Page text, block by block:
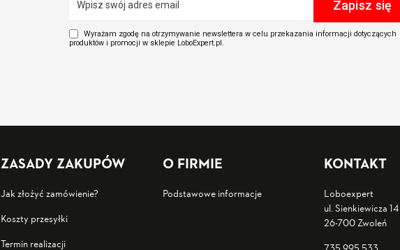
Wyrażam zgodę na otrzymywanie newslettera w celu przekazania informacji dotyczących
produktów i promocji w sklepie LoboExpert.pl.
ZASADY ZAKUPÓW
Jak złożyć zamówienie?
Koszty przesyłki
Termin realizacji
O FIRMIE
Podstawowe informacje
KONTAKT
Loboexpert
ul. Sienkiewicza 14
26-700 Zwoleń
735 995 533